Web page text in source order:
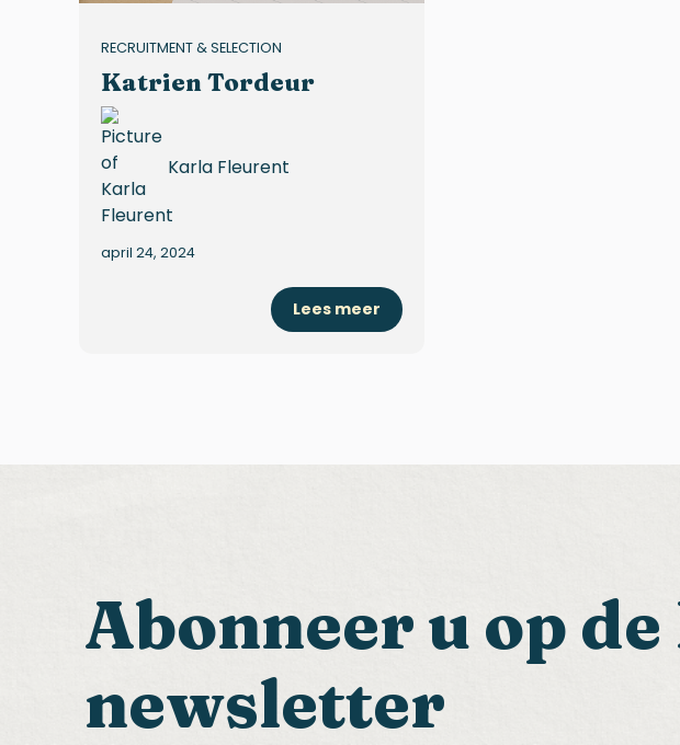
RECRUITMENT & SELECTION
Katrien Tordeur
Karla Fleurent
april 24, 2024
Lees meer
Abonneer u op
newsletter